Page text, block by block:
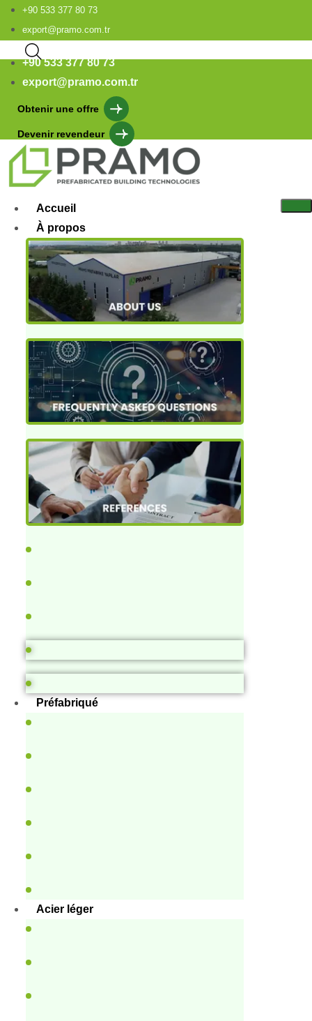
+90 533 377 80 73
export@pramo.com.tr
+90 533 377 80 73
export@pramo.com.tr
Obtenir une offre
Devenir revendeur
Accueil
À propos
Préfabriqué
Acier léger